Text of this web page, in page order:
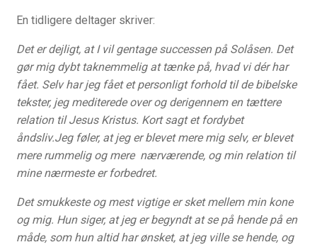
En tidligere deltager skriver:
Det er dejligt, at I vil gentage successen på Solåsen. Det
gør mig dybt taknemmelig at tænke på, hvad vi dér har
fået. Selv har jeg fået et personligt forhold til de bibelske
tekster, jeg mediterede over og derigennem en tættere
relation til Jesus Kristus. Kort sagt et fordybet
åndsliv.Jeg føler, at jeg er blevet mere mig selv, er blevet
mere rummelig og mere nærværende, og min relation til
mine nærmeste er forbedret.
Det smukkeste og mest vigtige er sket mellem min kone
og mig. Hun siger, at jeg er begyndt at se på hende på en
måde, som hun altid har ønsket, at jeg ville se hende, og